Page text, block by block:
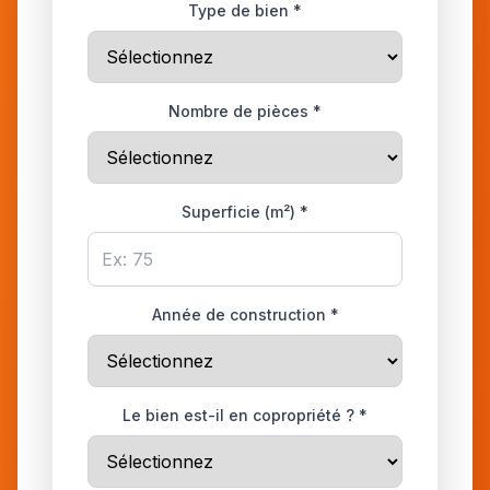
Type de bien *
Nombre de pièces *
Superficie (m²) *
Année de construction *
Le bien est-il en copropriété ? *